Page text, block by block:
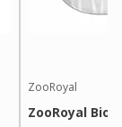
ZooRoyal
ZooRoyal Bio